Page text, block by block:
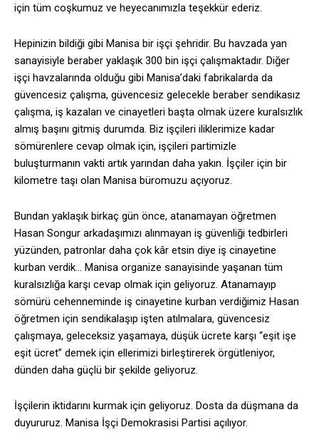
için tüm coşkumuz ve heyecanımızla teşekkür ederiz.
Hepinizin bildiği gibi Manisa bir işçi şehridir. Bu havzada yan
sanayisiyle beraber yaklaşık 300 bin işçi çalışmaktadır. Diğer
işçi havzalarında olduğu gibi Manisa’daki fabrikalarda da
güvencesiz çalışma, güvencesiz gelecekle beraber sendikasız
çalışma, iş kazaları ve cinayetleri başta olmak üzere kuralsızlık
almış başını gitmiş durumda. Biz işçileri iliklerimize kadar
sömürenlere cevap olmak için, işçileri partimizle
buluşturmanın vakti artık yarından daha yakın. İşçiler için bir
kilometre taşı olan Manisa büromuzu açıyoruz.
Bundan yaklaşık birkaç gün önce, atanamayan öğretmen
Hasan Songur arkadaşımızı alınmayan iş güvenliği tedbirleri
yüzünden, patronlar daha çok kâr etsin diye iş cinayetine
kurban verdik… Manisa organize sanayisinde yaşanan tüm
kuralsızlığa karşı cevap olmak için geliyoruz. Atanamayıp
sömürü cehenneminde iş cinayetine kurban verdiğimiz Hasan
öğretmen için sendikalaşıp işten atılmalara, güvencesiz
çalışmaya, geleceksiz yaşamaya, düşük ücrete karşı “eşit işe
eşit ücret” demek için ellerimizi birleştirerek örgütleniyor,
dünden daha güçlü bir şekilde geliyoruz.
İşçilerin iktidarını kurmak için geliyoruz. Dosta da düşmana da
duyururuz. Manisa İşçi Demokrasisi Partisi açılıyor.